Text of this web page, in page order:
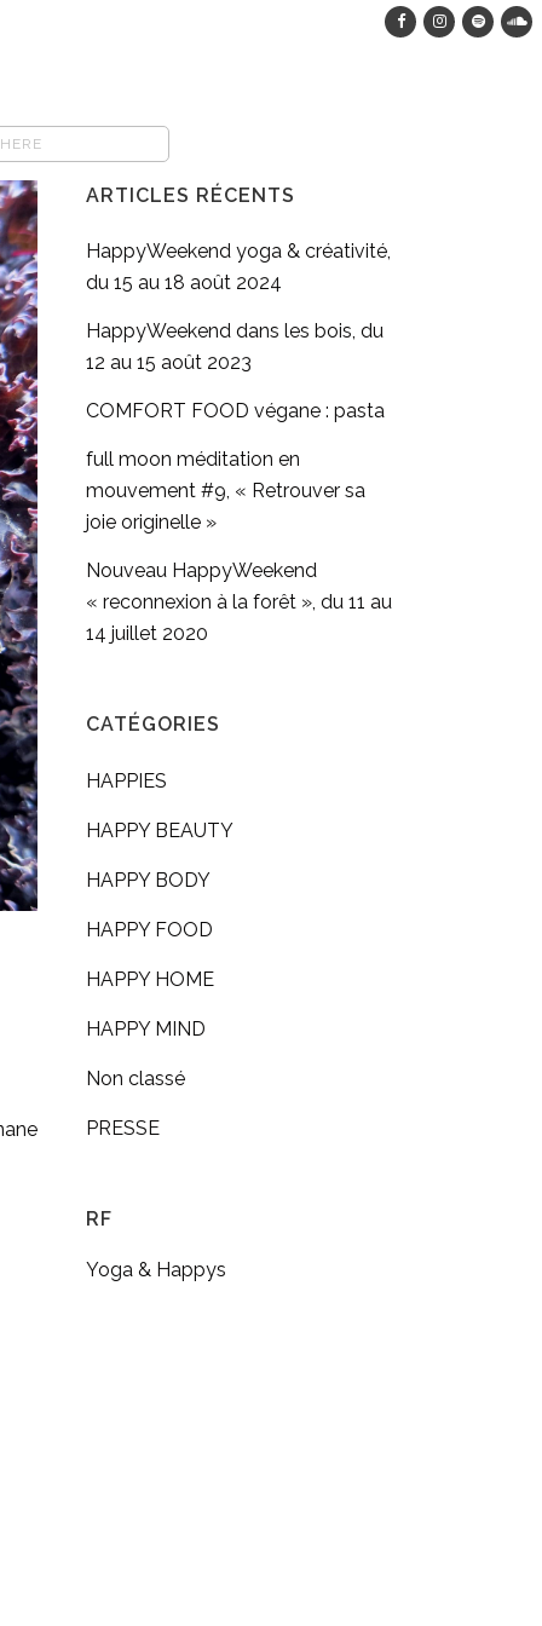
ARTICLES RÉCENTS
HappyWeekend yoga & créativité,
du 15 au 18 août 2024
HappyWeekend dans les bois, du
12 au 15 août 2023
COMFORT FOOD végane : pasta
full moon méditation en
mouvement #9, « Retrouver sa
joie originelle »
Nouveau HappyWeekend
« reconnexion à la forêt », du 11 au
14 juillet 2020
CATÉGORIES
HAPPIES
HAPPY BEAUTY
HAPPY BODY
HAPPY FOOD
HAPPY HOME
HAPPY MIND
Non classé
PRESSE
RF
Yoga & Happys